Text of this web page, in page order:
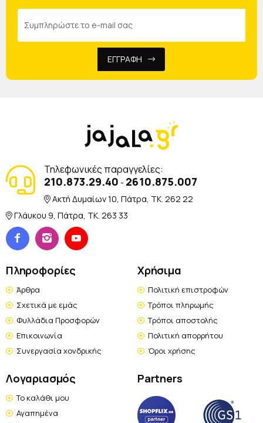
ΕΓΓΡΑΦΗ
Τηλεφωνικές παραγγελίες:
210.873.29.40 - 2610.875.007
Ακτή Δυμαίων 10, Πάτρα, TK. 262 22
Γλάυκου 9, Πάτρα, TK. 263 33
Πληροφορίες
Άρθρα
Σχετικά με εμάς
Φυλλάδια Προσφορών
Επικοινωνία
Συνεργασία χονδρικής
Χρήσιμα
Πολιτική επιστροφών
Τρόποι πληρωμής
Τρόποι αποστολής
Πολιτική απορρήτου
Όροι χρήσης
Λογαριασμός
Το καλάθι μου
Αγαπημένα
Partners